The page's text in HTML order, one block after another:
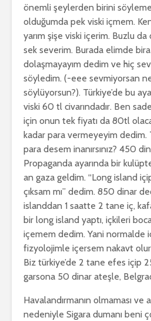
önemli şeylerden birini
olduğumda pek viski içmem.
yarım şişe viski içerim. Buzlu
sek severim. Burada elimde
dolaşmayayım dedim ve hiç
söyledim. (-eee sevmiyorsan
söylüyorsun?). Türkiye’de bu
viski 60 tl civarındadır. Ben
için onun tek fiyatı da 80tl
kadar para vermeyeyim dedim.
para desem inanırsınız? 450
Propaganda ayarında bir
an gaza geldim. “Long island
çıksam mı” dedim. 850 dinar
islanddan 1 saatte 2 tane iç,
bir long island yaptı, içkileri
içemem dedim. Yani normalde
fizyolojimle içersem nakavt
Biz türkiye’de 2 tane efes içip
garsona 50 dinar ateşle,
Havalandırmanın olmaması ve
nedeniyle Sigara dumanı beni